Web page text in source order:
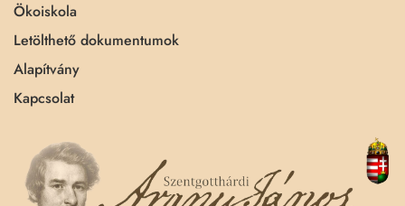
Ökoiskola
Letölthető dokumentumok
Alapítvány
Kapcsolat